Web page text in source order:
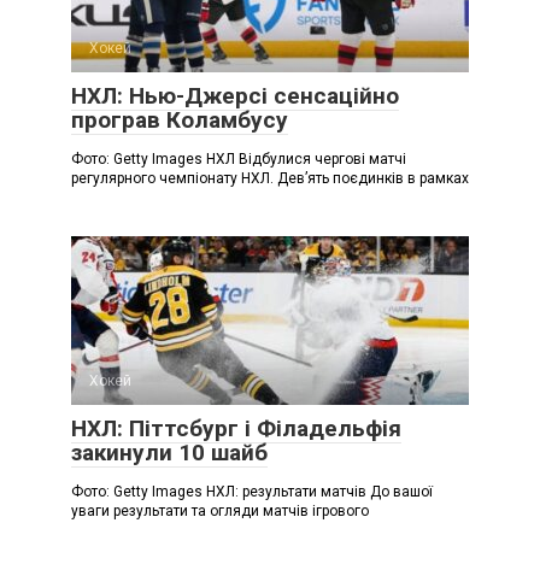
Хокей
НХЛ: Нью-Джерсі сенсаційно
програв Коламбусу
Фото: Getty Images НХЛ Відбулися чергові матчі
регулярного чемпіонату НХЛ. Дев’ять поєдинків в рамках
Хокей
НХЛ: Піттсбург і Філадельфія
закинули 10 шайб
Фото: Getty Images НХЛ: результати матчів До вашої
уваги результати та огляди матчів ігрового